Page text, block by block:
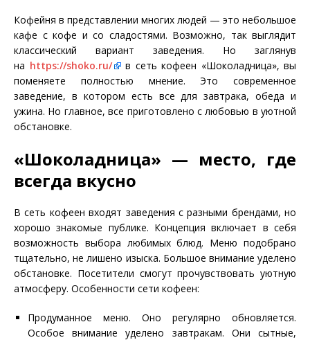
Кофейня в представлении многих людей — это небольшое
кафе с кофе и со сладостями. Возможно, так выглядит
классический вариант заведения. Но заглянув
на https://shoko.ru/
в сеть кофеен «Шоколадница», вы
поменяете полностью мнение. Это современное
заведение, в котором есть все для завтрака, обеда и
ужина. Но главное, все приготовлено с любовью в уютной
обстановке.
«Шоколадница» — место, где
всегда вкусно
В сеть кофеен входят заведения с разными брендами, но
хорошо знакомые публике. Концепция включает в себя
возможность выбора любимых блюд. Меню подобрано
тщательно, не лишено изыска. Большое внимание уделено
обстановке. Посетители смогут прочувствовать уютную
атмосферу. Особенности сети кофеен:
Продуманное меню. Оно регулярно обновляется.
Особое внимание уделено завтракам. Они сытные,